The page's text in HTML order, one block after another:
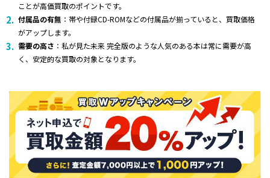
ことが高価買取のポイントです。
付属品の有無 ：帯や付録CD-ROMなどの付属品が揃っていると、買取価格
がアップします。
需要の高さ ：私が見た未来 完全版のような人気のある本は常に需要が高
く、安定的な買取の対象となります。